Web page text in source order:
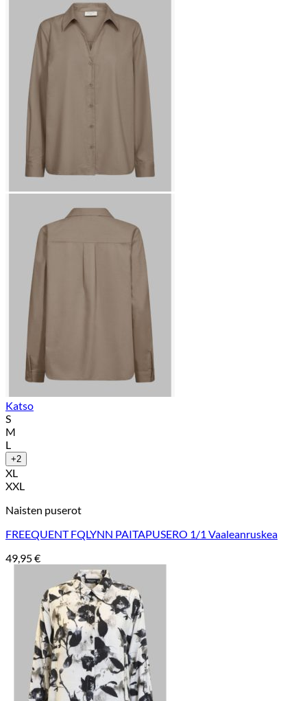
Katso
S
M
L
+2
XL
XXL
Naisten puserot
FREEQUENT FQLYNN PAITAPUSERO 1/1 Vaaleanruskea
49,95€